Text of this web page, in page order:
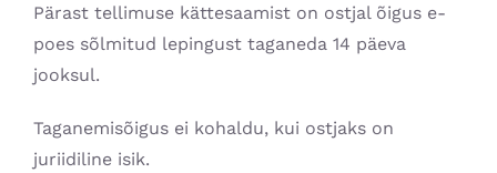
Pärast tellimuse kättesaamist on ostjal õigus e-
poes sõlmitud lepingust taganeda 14 päeva
jooksul.
Taganemisõigus ei kohaldu, kui ostjaks on
juriidiline isik.